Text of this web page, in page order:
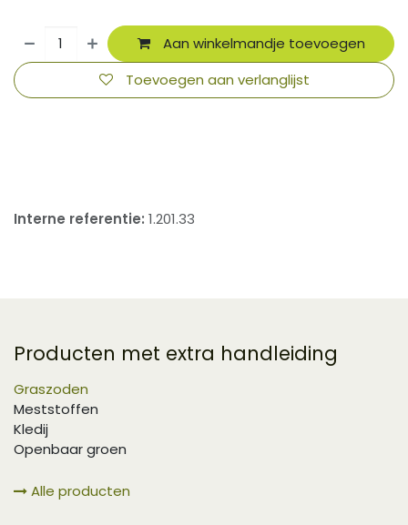
Aan winkelmandje toevoegen
Toevoegen aan verlanglijst
Interne referentie: 1.201.33
Producten met extra handleiding
Graszoden
Meststoffen
Kledij
Openbaar groen
Alle producten